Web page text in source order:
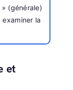
(générale)
la
et